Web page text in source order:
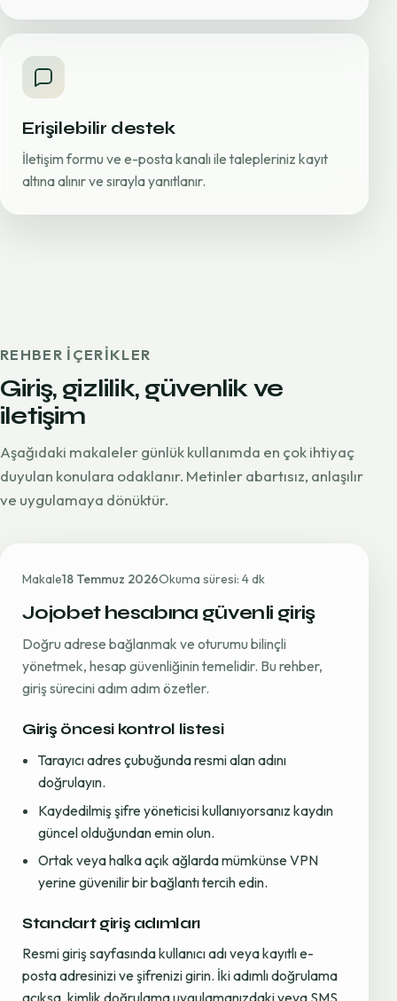
Erişilebilir destek
İletişim formu ve e-posta kanalı ile talepleriniz kayıt
altına alınır ve sırayla yanıtlanır.
REHBER IÇERIKLER
Giriş, gizlilik, güvenlik ve
iletişim
Aşağıdaki makaleler günlük kullanımda en çok ihtiyaç
duyulan konulara odaklanır. Metinler abartısız, anlaşılır
ve uygulamaya dönüktür.
Makale18 Temmuz 2026Okuma süresi: 4 dk
Jojobet hesabına güvenli giriş
Doğru adrese bağlanmak ve oturumu bilinçli
yönetmek, hesap güvenliğinin temelidir. Bu rehber,
giriş sürecini adım adım özetler.
Giriş öncesi kontrol listesi
Tarayıcı adres çubuğunda resmi alan adını
doğrulayın.
Kaydedilmiş şifre yöneticisi kullanıyorsanız kaydın
güncel olduğundan emin olun.
Ortak veya halka açık ağlarda mümkünse VPN
yerine güvenilir bir bağlantı tercih edin.
Standart giriş adımları
Resmi giriş sayfasında kullanıcı adı veya kayıtlı e-
posta adresinizi ve şifrenizi girin. İki adımlı doğrulama